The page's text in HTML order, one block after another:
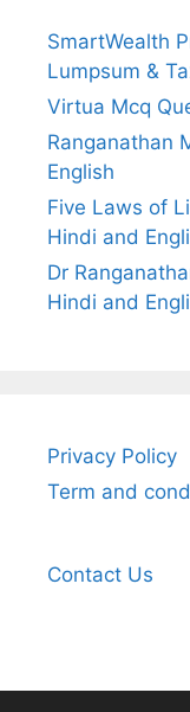
SmartWealth
Lumpsum &
Virtua Mcq
Ranganathan
English
Five Laws of
Hindi and
Dr
Hindi and
Privacy Policy
Term and
Contact Us